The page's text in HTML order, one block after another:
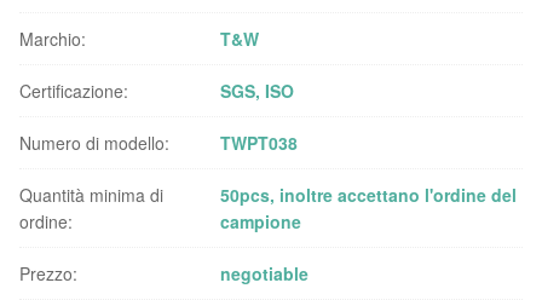
Marchio: T&W
Certificazione: SGS, ISO
Numero di modello: TWPT038
Quantità minima di
ordine:
50pcs, inoltre accettano l'ordine del
campione
Prezzo: negotiable